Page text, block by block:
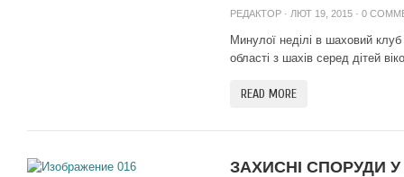
РЕДАКТОР · ЛЮТ 19, 2015 · 0
Минулої неділі в шаховий
області з шахів серед дітей
READ MORE
ЗАХИСНІ СПОРУДИ